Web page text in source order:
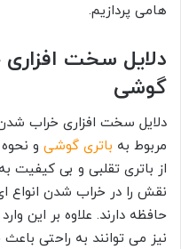
هامی پردازیم.
دلایل سخت
گوشی
دلایل سخت افزاری خراب
مربوط به باتری گوشی و
از باتری تقلبی و بی کیفیت
نقش را در خراب شدن
حافظه دارند. علاوه بر
نیز می توانند به راحتی